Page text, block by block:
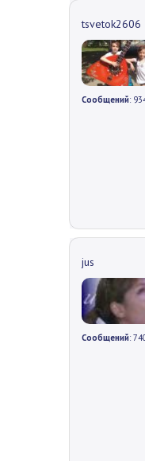
tsvetok2606
Сообщений:
jus
Сообщений: